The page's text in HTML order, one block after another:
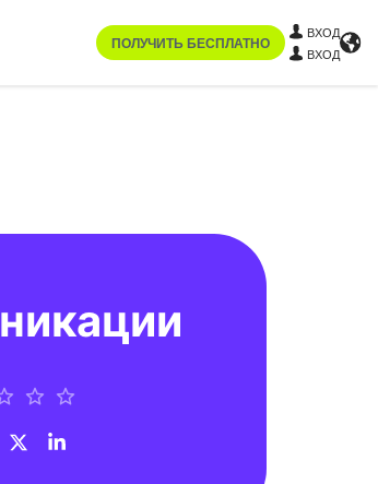
ПОЛУЧИТЬ БЕСПЛАТНО
ВХОД
ВХОД